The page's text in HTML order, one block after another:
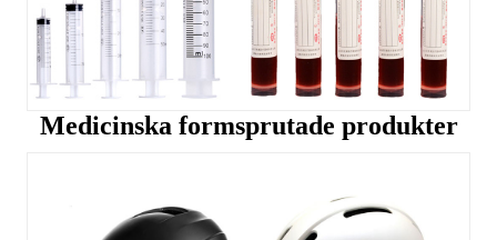
Medicinska formsprutade produkter